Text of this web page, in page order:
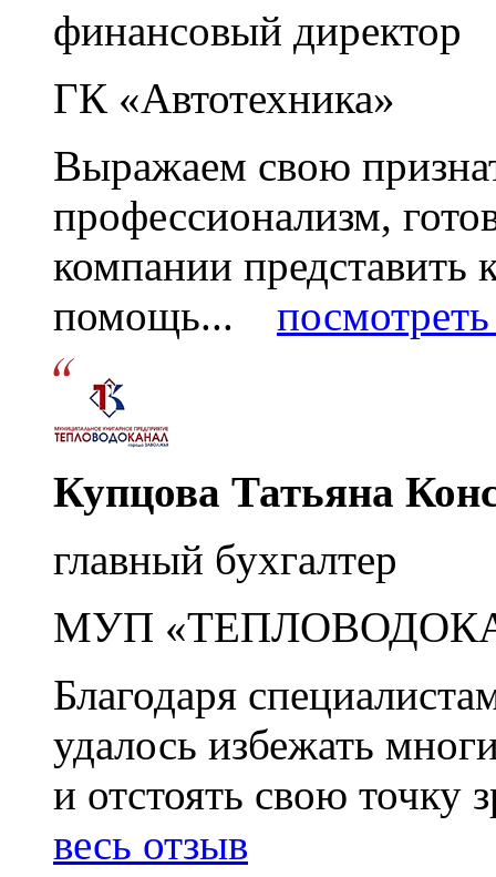
финансовый директор
ГК «Автотехника»
Выражаем свою
профессионализм,
компании
помощь...
Купцова Татьяна
главный бухгалтер
МУП
Благодаря
удалось избежать
и отстоять свою
весь отзыв